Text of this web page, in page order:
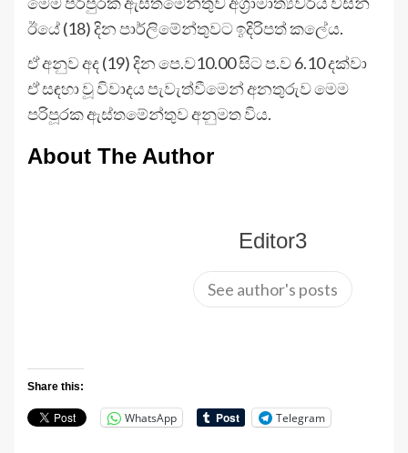
ඊයේ (18) දින පාර්ලිමේන්තුවට ඉදිරිපත් කලේය.
ඒ අනුව අද (19) දින පෙ.ව10.00 සිට ප.ව 6.10 දක්වා
ඒ සඳහා වූ විවාදය පැවැත්වීමෙන් අනතුරුව මෙම
පරිපූරක ඇස්තමේන්තුව අනුමත විය.
About The Author
Editor3
See author's posts
Share this:
WhatsApp Telegram